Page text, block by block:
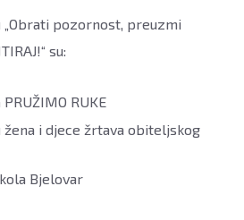
pozornost, preuzmi
su:
RUKE
žena i djece žrtava obiteljskog
Bjelovar